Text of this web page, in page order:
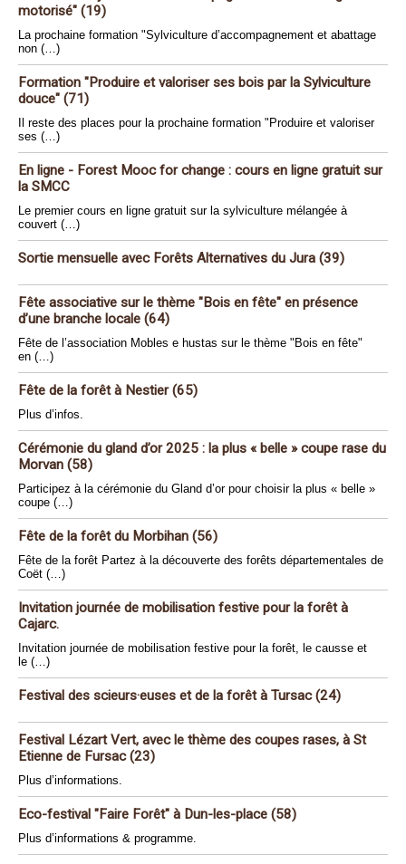
motorisé" (19)
La prochaine formation "Sylviculture d’accompagnement et abattage
non (…)
Formation "Produire et valoriser ses bois par la Sylviculture
douce" (71)
Il reste des places pour la prochaine formation "Produire et valoriser
ses (…)
En ligne - Forest Mooc for change : cours en ligne gratuit sur
la SMCC
Le premier cours en ligne gratuit sur la sylviculture mélangée à
couvert (…)
Sortie mensuelle avec Forêts Alternatives du Jura (39)
Fête associative sur le thème "Bois en fête" en présence
d’une branche locale (64)
Fête de l’association Mobles e hustas sur le thème "Bois en fête"
en (…)
Fête de la forêt à Nestier (65)
Plus d’infos.
Cérémonie du gland d’or 2025 : la plus « belle » coupe rase du
Morvan (58)
Participez à la cérémonie du Gland d’or pour choisir la plus « belle »
coupe (…)
Fête de la forêt du Morbihan (56)
Fête de la forêt Partez à la découverte des forêts départementales de
Coët (…)
Invitation journée de mobilisation festive pour la forêt à
Cajarc.
Invitation journée de mobilisation festive pour la forêt, le causse et
le (…)
Festival des scieurs·euses et de la forêt à Tursac (24)
Festival Lézart Vert, avec le thème des coupes rases, à St
Etienne de Fursac (23)
Plus d’informations.
Eco-festival "Faire Forêt" à Dun-les-place (58)
Plus d’informations & programme.